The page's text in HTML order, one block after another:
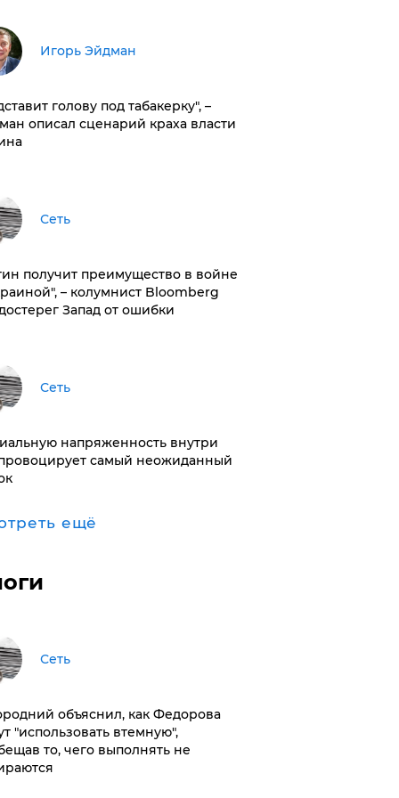
Игорь Эйдман
голову под табакерку", –
описал сценарий краха власти
Сеть
получит преимущество в войне
– колумнист Bloomberg
Запад от ошибки
Сеть
напряженность внутри
самый неожиданный
ещё
Сеть
объяснил, как Федорова
"использовать втемную",
то, чего выполнять не